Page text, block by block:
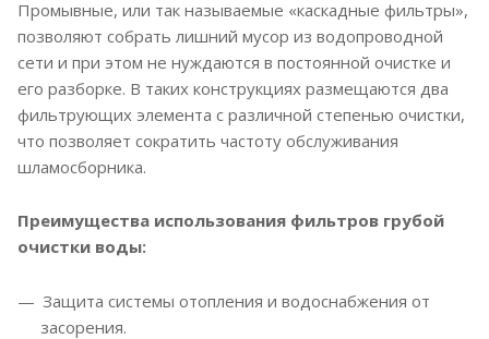
Промывные, или так называемые «каскадные фильтры»,
позволяют собрать лишний мусор из водопроводной
сети и при этом не нуждаются в постоянной очистке и
его разборке. В таких конструкциях размещаются два
фильтрующих элемента с различной степенью очистки,
что позволяет сократить частоту обслуживания
шламосборника.
Преимущества использования фильтров грубой
очистки воды:
Защита системы отопления и водоснабжения от
засорения.